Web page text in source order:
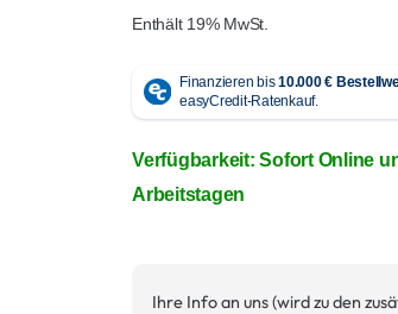
Enthält 19% MwSt.
Verfügbarkeit: Sofort Online
Arbeitstagen
Ihre Info an uns (wird zu den